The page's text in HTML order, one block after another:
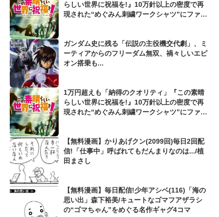
らしい世界に祝福を!』10万針以上の密度で再
現された“めぐみん刺繍ワークシャツ”にファン
ガンダム史に残る「伝説の主役機交代劇」、ミ
ーティアからのフリーダム無双、禍々しいエピ
オン搭乗も...
1万円超えも「納得のクオリティ」『この素晴
らしい世界に祝福を!』10万針以上の密度で再
現された“めぐみん刺繍ワークシャツ”にファン
【無料漫画】かりあげクン(2099回)毎日2回配
信!「仕事中」呼ばれてもだんまりなのは.../植
田まさし
【無料漫画】毎日配信!少年アシベ(116)「海の
思い出」森下裕美/キュートなゴマフアザラシ
の“ゴマちゃん”をめぐる名作ギャグ4コマ